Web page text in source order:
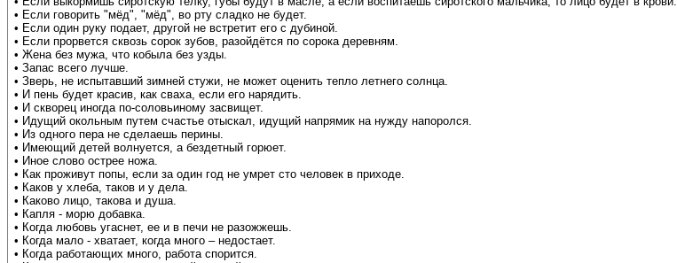
• Если говорить "мёд", "мёд", во рту сладко не будет.
• Если один руку подает, другой не встретит его с дубиной.
• Если прорвется сквозь сорок зубов, разойдётся по сорока деревням.
• Жена без мужа, что кобыла без узды.
• Запас всего лучше.
• Зверь, не испытавший зимней стужи, не может оценить тепло летнего солнца.
• И пень будет красив, как сваха, если его нарядить.
• И скворец иногда по-соловьиному засвищет.
• Идущий окольным путем счастье отыскал, идущий напрямик на нужду напоролся.
• Из одного пера не сделаешь перины.
• Имеющий детей волнуется, а бездетный горюет.
• Иное слово острее ножа.
• Как проживут попы, если за один год не умрет сто человек в приходе.
• Каков у хлеба, таков и у дела.
• Каково лицо, такова и душа.
• Капля - морю добавка.
• Когда любовь угаснет, ее и в печи не разожжешь.
• Когда мало - хватает, когда много – недостает.
• Когда работающих много, работа спорится.